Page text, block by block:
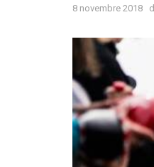
8 novembre 2018